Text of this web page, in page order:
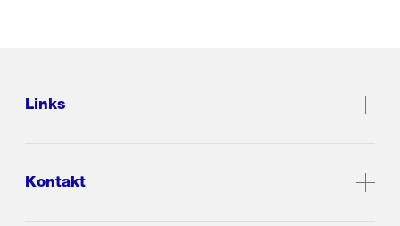
Links
Kontakt